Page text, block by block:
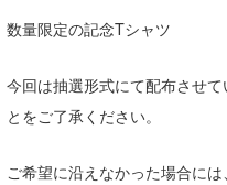
数量限定の記念Tシャツ
今回は抽選形式にて配布させて
とをご了承ください。
ご希望に沿えなかった場合に